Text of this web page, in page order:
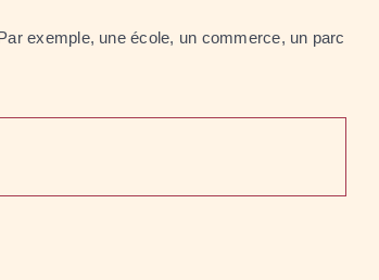
exemple, une école, un commerce, un parc